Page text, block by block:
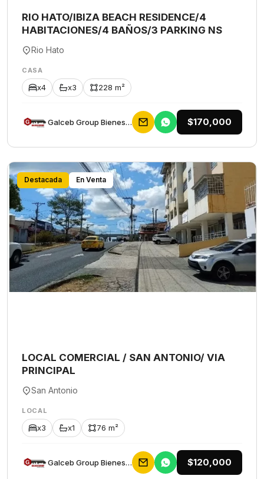
RIO HATO/IBIZA BEACH RESIDENCE/4
HABITACIONES/4 BAÑOS/3 PARKING NS
Rio Hato
CASA
x4 x3 228 m²
Galceb Group Bienes Raices $170,000
Destacada En Venta
LOCAL COMERCIAL / SAN ANTONIO/ VIA
PRINCIPAL
San Antonio
LOCAL
x3 x1 76 m²
Galceb Group Bienes Raices $120,000